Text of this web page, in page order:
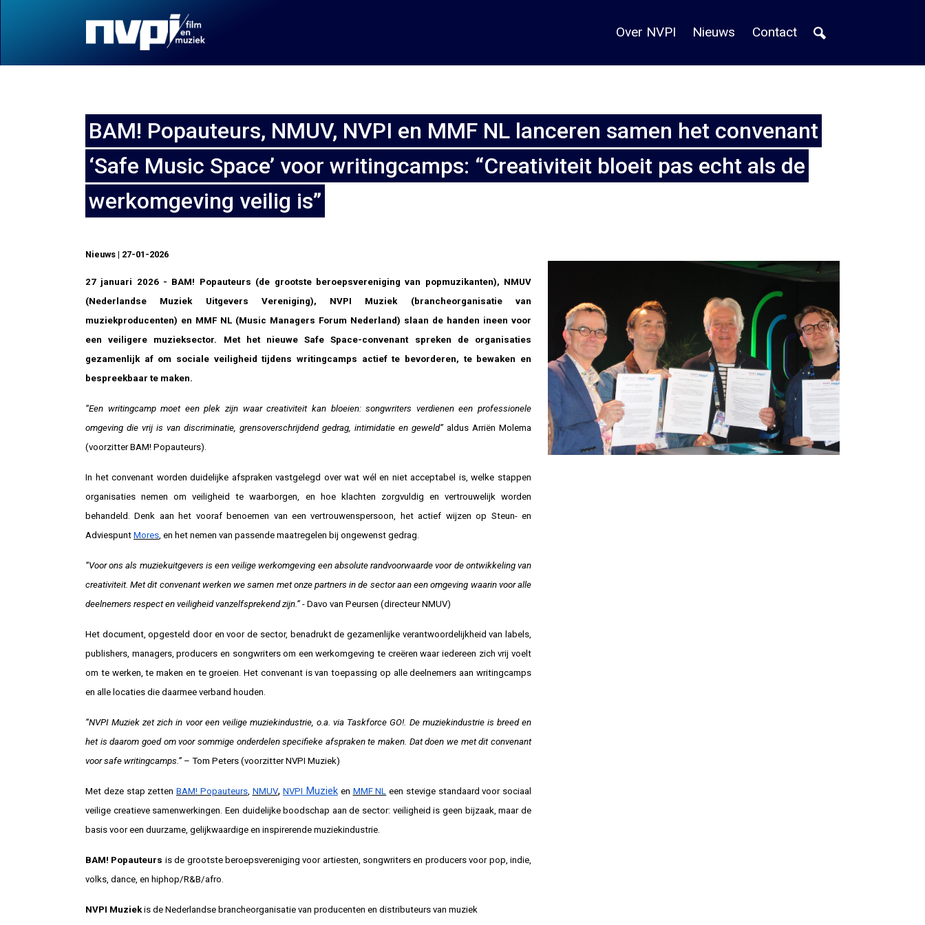
Over NVPI Nieuws Contact
BAM! Popauteurs, NMUV, NVPI en MMF NL lanceren samen het convenant
‘Safe Music Space’ voor writingcamps: “Creativiteit bloeit pas echt als de
werkomgeving veilig is”
Nieuws | 27-01-2026
27 januari 2026 - BAM! Popauteurs (de grootste beroepsvereniging van popmuzikanten), NMUV
(Nederlandse Muziek Uitgevers Vereniging), NVPI Muziek (brancheorganisatie van
muziekproducenten) en MMF NL (Music Managers Forum Nederland) slaan de handen ineen voor
een veiligere muzieksector. Met het nieuwe Safe Space-convenant spreken de organisaties
gezamenlijk af om sociale veiligheid tijdens writingcamps actief te bevorderen, te bewaken en
bespreekbaar te maken.
“Een writingcamp moet een plek zijn waar creativiteit kan bloeien: songwriters verdienen een professionele
omgeving die vrij is van discriminatie, grensoverschrijdend gedrag, intimidatie en geweld” aldus Arriën Molema
(voorzitter BAM! Popauteurs).
In het convenant worden duidelijke afspraken vastgelegd over wat wél en niet acceptabel is, welke stappen
organisaties nemen om veiligheid te waarborgen, en hoe klachten zorgvuldig en vertrouwelijk worden
behandeld. Denk aan het vooraf benoemen van een vertrouwenspersoon, het actief wijzen op Steun- en
Adviespunt Mores , en het nemen van passende maatregelen bij ongewenst gedrag.
“Voor ons als muziekuitgevers is een veilige werkomgeving een absolute randvoorwaarde voor de ontwikkeling van
creativiteit. Met dit convenant werken we samen met onze partners in de sector aan een omgeving waarin voor alle
deelnemers respect en veiligheid vanzelfsprekend zijn.” - Davo van Peursen (directeur NMUV)
Het document, opgesteld door en voor de sector, benadrukt de gezamenlijke verantwoordelijkheid van labels,
publishers, managers, producers en songwriters om een werkomgeving te creëren waar iedereen zich vrij voelt
om te werken, te maken en te groeien. Het convenant is van toepassing op alle deelnemers aan writingcamps
en alle locaties die daarmee verband houden.
“NVPI Muziek zet zich in voor een veilige muziekindustrie, o.a. via Taskforce GO!. De muziekindustrie is breed en
het is daarom goed om voor sommige onderdelen specifieke afspraken te maken. Dat doen we met dit convenant
voor safe writingcamps.” – Tom Peters (voorzitter NVPI Muziek)
Met deze stap zetten BAM! Popauteurs, NMUV,NVPI Muziek en MMF NL een stevige standaard voor sociaal
veilige creatieve samenwerkingen. Een duidelijke boodschap aan de sector: veiligheid is geen bijzaak, maar de
basis voor een duurzame, gelijkwaardige en inspirerende muziekindustrie.
BAM! Popauteurs is de grootste beroepsvereniging voor artiesten, songwriters en producers voor pop, indie,
volks, dance, en hiphop/R&B/afro.
NVPI Muziek is de Nederlandse brancheorganisatie van producenten en distributeurs van muziek